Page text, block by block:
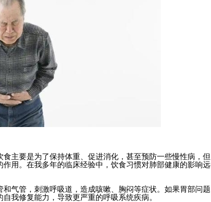
主要是为了保持体重、促进消化，甚至预防一些慢性病，但
用。在我多年的临床经验中，饮食习惯对肺部健康的影响远
气管，刺激呼吸道，造成咳嗽、胸闷等症状。如果胃部问题
我修复能力，导致更严重的呼吸系统疾病。